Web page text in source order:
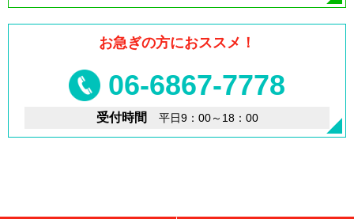
お急ぎの方におススメ！
06-6867-7778
受付時間 平日9：00～18：00